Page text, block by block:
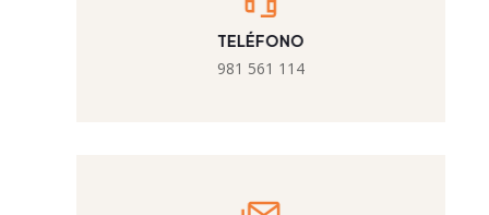
TELÉFONO
981 561 114